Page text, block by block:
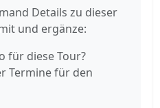
Details zu dieser
und ergänze:
für diese Tour?
Termine für den